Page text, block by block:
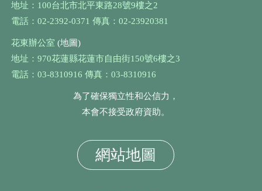
地址：100台北市北平東路28號9樓之2
電話：02-2392-0371 傳真：02-23920381
花東辦公室 (地圖)
地址：970花蓮縣花蓮市自由街150號6樓之3
電話：03-8310916 傳真：03-8310916
為了確保獨立性和公信力，
本會不接受政府資助。
網站地圖